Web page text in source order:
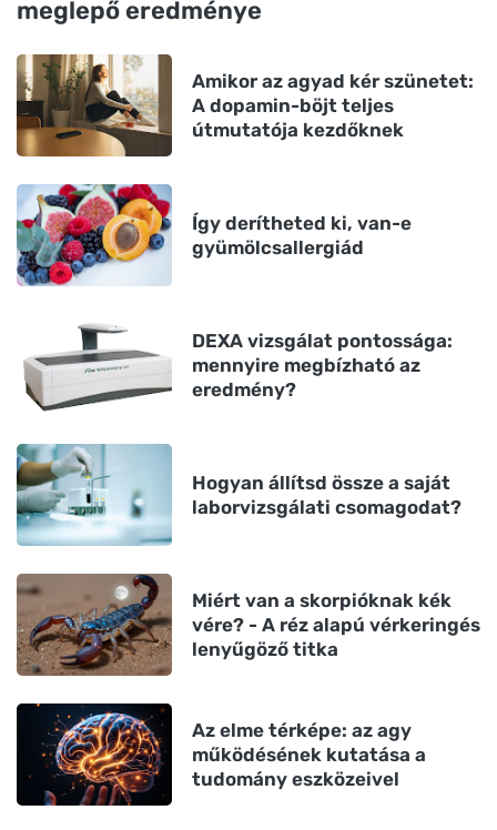
meglepő eredménye
Amikor az agyad kér szünetet:
A dopamin-böjt teljes
útmutatója kezdőknek
Így derítheted ki, van-e
gyümölcsallergiád
DEXA vizsgálat pontossága:
mennyire megbízható az
eredmény?
Hogyan állítsd össze a saját
laborvizsgálati csomagodat?
Miért van a skorpióknak kék
vére? - A réz alapú vérkeringés
lenyűgöző titka
Az elme térképe: az agy
működésének kutatása a
tudomány eszközeivel